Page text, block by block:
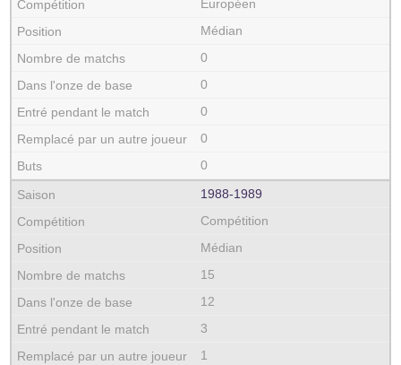
Européen
Médian
0
0
0
0
0
1988‑1989
Compétition
Médian
15
12
3
1